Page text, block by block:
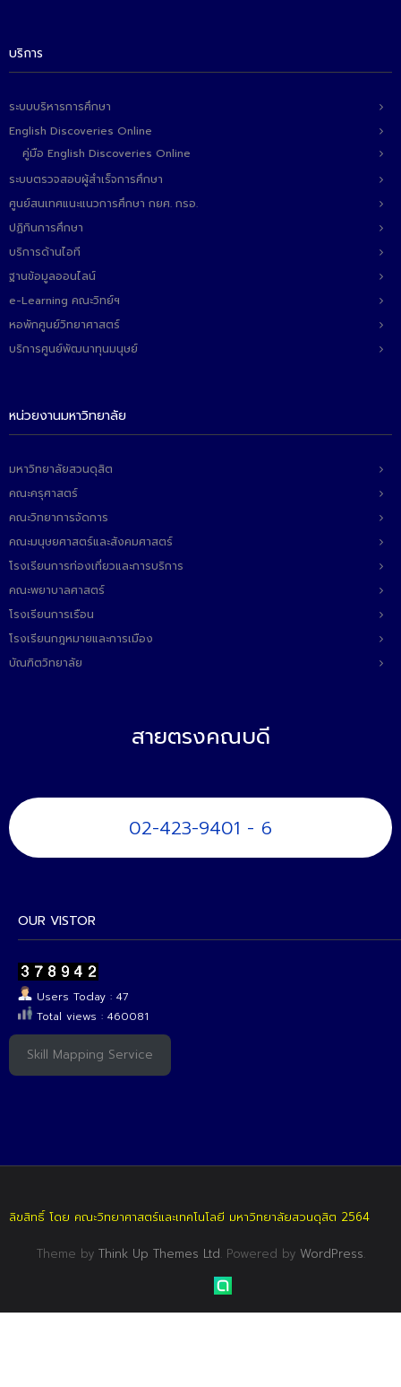
บริการ
ระบบบริหารการศึกษา
English Discoveries Online
คู่มือ English Discoveries Online
ระบบตรวจสอบผู้สำเร็จการศึกษา
ศูนย์สนเทศแนะแนวการศึกษา กยศ. กรอ.
ปฏิทินการศึกษา
บริการด้านไอที
ฐานข้อมูลออนไลน์
e-Learning คณะวิทย์ฯ
หอพักศูนย์วิทยาศาสตร์
บริการศูนย์พัฒนาทุนมนุษย์
หน่วยงานมหาวิทยาลัย
มหาวิทยาลัยสวนดุสิต
คณะครุศาสตร์
คณะวิทยาการจัดการ
คณะมนุษยศาสตร์และสังคมศาสตร์
โรงเรียนการท่องเที่ยวและการบริการ
คณะพยาบาลศาสตร์
โรงเรียนการเรือน
โรงเรียนกฎหมายและการเมือง
บัณฑิตวิทยาลัย
สายตรงคณบดี
02-423-9401 - 6
OUR VISTOR
Users Today : 47
Total views : 460081
Skill Mapping Service
ลิขสิทธิ์ โดย คณะวิทยาศาสตร์และเทคโนโลยี มหาวิทยาลัยสวนดุสิต 2564
Theme by Think Up Themes Ltd. Powered by WordPress.